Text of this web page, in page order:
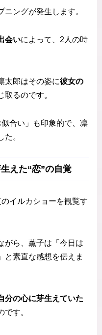
ニングが発生します。
会いによって、2人の時
太郎はその姿に彼女の
取るのです。
合い」も印象的で、凛
。
えた“恋”の自覚
イルカショーを観覧す
がら、薫子は「今日は
と素直な感想を伝えま
分の心に芽生えていた
です。